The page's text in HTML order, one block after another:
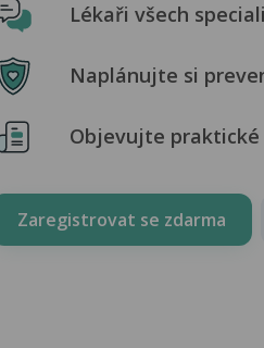
Lékaři všech
Naplánujte si
Objevujte
Zaregistrovat se zdarma